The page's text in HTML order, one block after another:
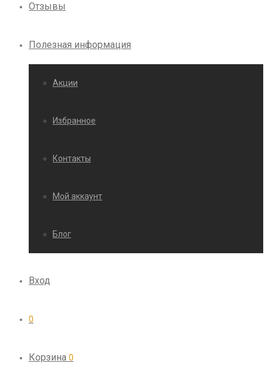
Отзывы
Полезная информация
Акции
Избранное
Контакты
Мой аккаунт
Блог
Вход
0
Корзина 0